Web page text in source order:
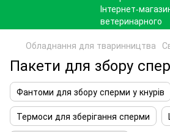
Обладнання для тваринництва
Пакети для збору
Фантоми для збору сперми у кнурів
Термоси для зберігання сперми